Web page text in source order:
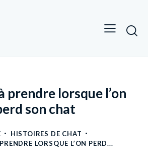
prendre lorsque l’on
son chat
HISTOIRES DE CHAT
LORSQUE L’ON PERD...